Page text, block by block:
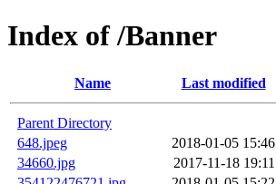
Index of /Banner
Name Last modified
Parent Directory
648.jpeg
2018-01-05 15:46
34660.jpg
2017-11-18 19:11